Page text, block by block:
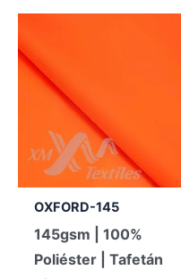
OXFORD-145
145gsm | 100%
Poliéster | Tafetán